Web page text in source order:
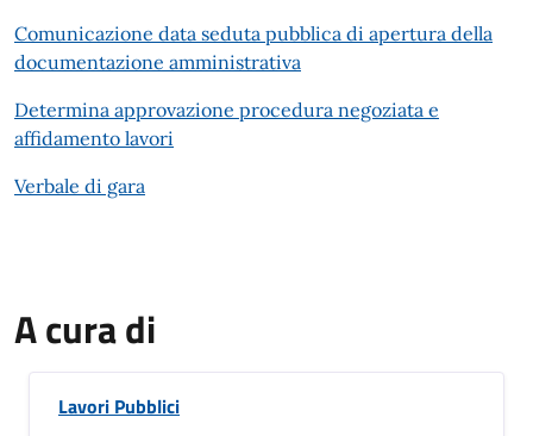
Comunicazione data seduta pubblica di apertura della
documentazione amministrativa
Determina approvazione procedura negoziata e
affidamento lavori
Verbale di gara
A cura di
Lavori Pubblici